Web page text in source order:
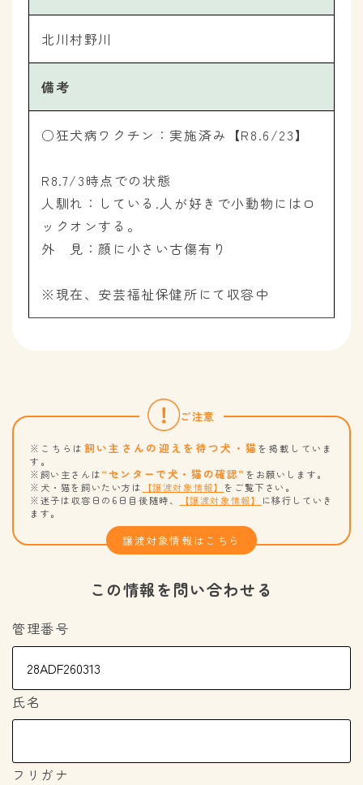
北川村野川
備考
○狂犬病ワクチン：実施済み【R8.6/23】
R8.7/3時点での状態
人馴れ：している.人が好きで小動物にはロ
ックオンする。
外 見：顔に小さい古傷有り
※現在、安芸福祉保健所にて収容中
ご注意
譲渡対象情報はこちら
※こちらは 飼い主さんの迎えを待つ犬・猫を掲載していま
す。
※飼い主さんは“センターで犬・猫の確認” をお願いします。
※犬・猫を飼いたい方は
【譲渡対象情報】 をご覧下さい。
※迷子は収容日の6日目後随時、
【譲渡対象情報】
に移行していき
ます。
この情報を問い合わせる
管理番号
氏名
フリガナ